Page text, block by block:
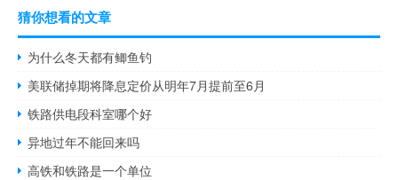
猜你想看的文章
为什么冬天都有鲫鱼钓
美联储掉期将降息定价从明年7月提前至6月
铁路供电段科室哪个好
异地过年不能回来吗
高铁和铁路是一个单位